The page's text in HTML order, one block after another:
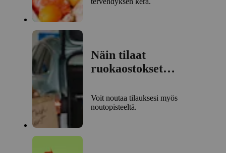
Näin tilaat
ruokaostokset
Voit noutaa tilauksesi myös
noutopisteeltä.